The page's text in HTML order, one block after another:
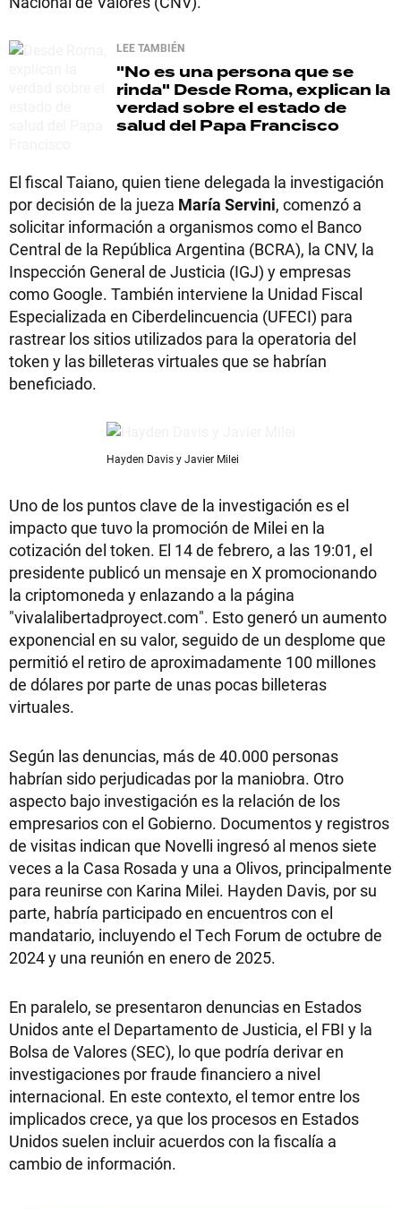
LEE TAMBIÉN
"No es una persona que se
rinda" Desde Roma, explican la
verdad sobre el estado de
salud del Papa Francisco
El fiscal Taiano, quien tiene delegada la investigación
por decisión de la jueza María Servini, comenzó a
solicitar información a organismos como el Banco
Central de la República Argentina (BCRA), la CNV, la
Inspección General de Justicia (IGJ) y empresas
como Google. También interviene la Unidad Fiscal
Especializada en Ciberdelincuencia (UFECI) para
rastrear los sitios utilizados para la operatoria del
token y las billeteras virtuales que se habrían
beneficiado.
Hayden Davis y Javier Milei
Uno de los puntos clave de la investigación es el
impacto que tuvo la promoción de Milei en la
cotización del token. El 14 de febrero, a las 19:01, el
presidente publicó un mensaje en X promocionando
la criptomoneda y enlazando a la página
"vivalalibertadproyect.com". Esto generó un aumento
exponencial en su valor, seguido de un desplome que
permitió el retiro de aproximadamente 100 millones
de dólares por parte de unas pocas billeteras
virtuales.
Según las denuncias, más de 40.000 personas
habrían sido perjudicadas por la maniobra. Otro
aspecto bajo investigación es la relación de los
empresarios con el Gobierno. Documentos y registros
de visitas indican que Novelli ingresó al menos siete
veces a la Casa Rosada y una a Olivos, principalmente
para reunirse con Karina Milei. Hayden Davis, por su
parte, habría participado en encuentros con el
mandatario, incluyendo el Tech Forum de octubre de
2024 y una reunión en enero de 2025.
En paralelo, se presentaron denuncias en Estados
Unidos ante el Departamento de Justicia, el FBI y la
Bolsa de Valores (SEC), lo que podría derivar en
investigaciones por fraude financiero a nivel
internacional. En este contexto, el temor entre los
implicados crece, ya que los procesos en Estados
Unidos suelen incluir acuerdos con la fiscalía a
cambio de información.